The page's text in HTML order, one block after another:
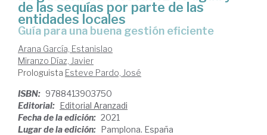
de las sequías por parte de las
entidades locales
Guía para una buena gestión eficiente
Arana García, Estanislao
Miranzo Díaz, Javier
Prologuista Esteve Pardo, José
ISBN: 9788413903750
Editorial: Editorial Aranzadi
Fecha de la edición: 2021
Lugar de la edición: Pamplona. España